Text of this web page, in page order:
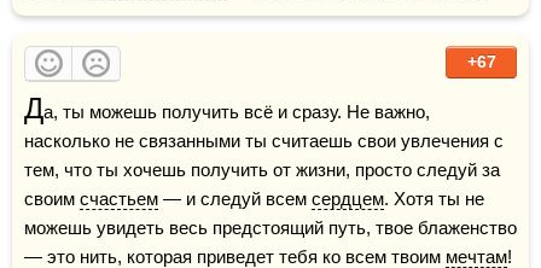
+67
Да, ты можешь получить всё и сразу. Не важно,
насколько не связанными ты считаешь свои увлечения с
тем, что ты хочешь получить от жизни, просто следуй за
своим счастьем — и следуй всем сердцем. Хотя ты не
можешь увидеть весь предстоящий путь, твое блаженство
— это нить, которая приведет тебя ко всем твоим мечтам!